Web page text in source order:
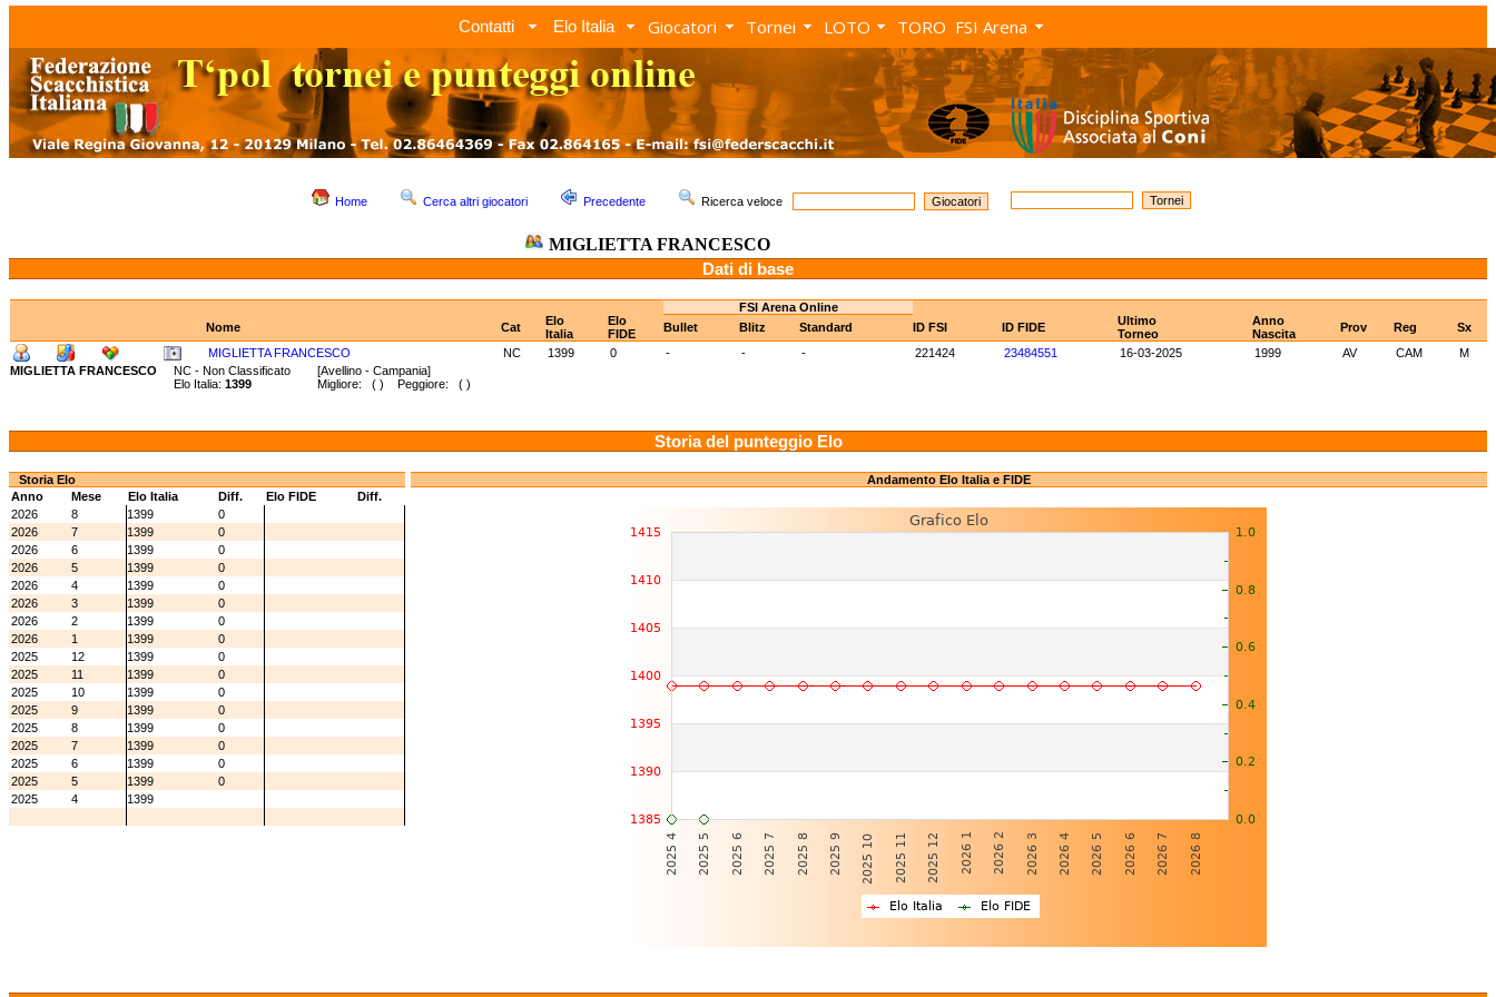
Contatti Elo Italia Giocatori Tornei LOTO TORO FSI Arena
Home Cerca altri giocatori Precedente Ricerca veloce
MIGLIETTA FRANCESCO
Dati di base
FSI Arena Online
Nome
Cat
Elo
Italia
Elo
FIDE
Bullet Blitz Standard ID FSI ID FIDE
Ultimo
Torneo
Anno
Nascita
Prov Reg
Sx
MIGLIETTA FRANCESCO
NC 1399 0 - - - 221424 23484551 16-03-2025 1999 AV CAM
M
MIGLIETTA FRANCESCO
NC - Non Classificato [Avellino - Campania]
Elo Italia: 1399 Migliore: ( ) Peggiore: ( )
Storia del punteggio Elo
Storia Elo
Anno
Mese Elo Italia Diff. Elo FIDE
Diff.
2026
8 1399
0
2026
7 1399
0
2026
6 1399
0
2026
5 1399
0
2026
4 1399
0
2026
3 1399
0
2026
2 1399
0
2026
1 1399
0
2025
12 1399
0
2025
11 1399
0
2025
10 1399
0
2025
9 1399
0
2025
8 1399
0
2025
7 1399
0
2025
6 1399
0
2025
5 1399
0
2025
4 1399
Andamento Elo Italia e FIDE